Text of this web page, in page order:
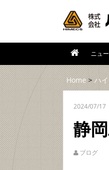
ニュ
Home>ハ
2024/07/17
静
ブログ